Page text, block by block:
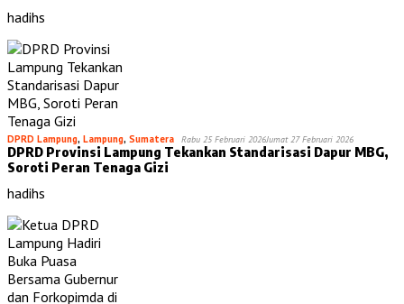
hadihs
DPRD Lampung, Lampung, Sumatera Rabu 25 Februari 2026Jumat 27 Februari 2026
DPRD Provinsi Lampung Tekankan Standarisasi Dapur MBG,
Soroti Peran Tenaga Gizi
hadihs